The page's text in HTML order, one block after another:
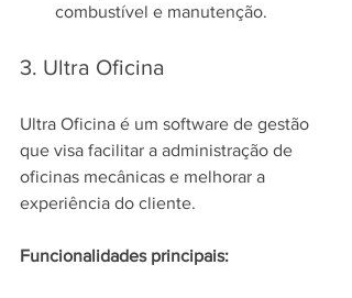
combustível e manutenção.
3. Ultra Oficina
Ultra Oficina é um software de gestão
que visa facilitar a administração de
oficinas mecânicas e melhorar a
experiência do cliente.
Funcionalidades principais: